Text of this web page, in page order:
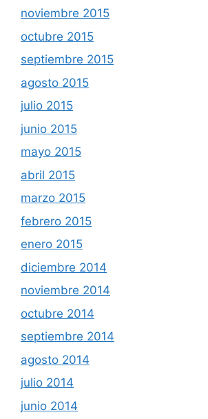
noviembre 2015
octubre 2015
septiembre 2015
agosto 2015
julio 2015
junio 2015
mayo 2015
abril 2015
marzo 2015
febrero 2015
enero 2015
diciembre 2014
noviembre 2014
octubre 2014
septiembre 2014
agosto 2014
julio 2014
junio 2014